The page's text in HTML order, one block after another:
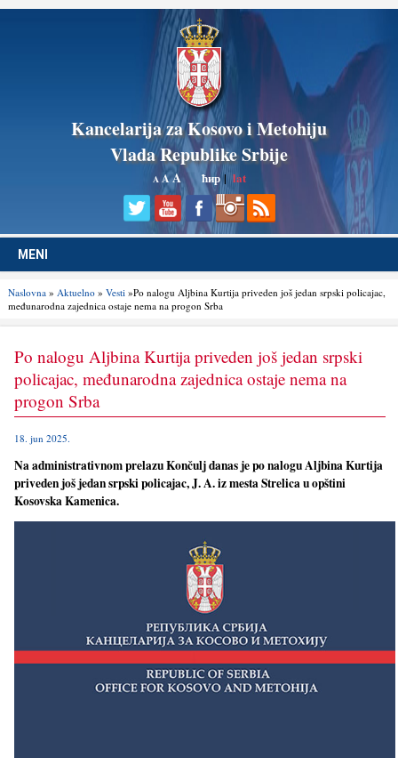
Kancelarija za Kosovo i Metohiju
Vlada Republike Srbije
A AA ћир|lat
MENI
Naslovna» Aktuelno» Vesti»Po nalogu Aljbina Kurtija priveden još jedan srpski policajac,
međunarodna zajednica ostaje nema na progon Srba
Po nalogu Aljbina Kurtija priveden još jedan srpski
policajac, međunarodna zajednica ostaje nema na
progon Srba
18. jun 2025.
Na administrativnom prelazu Končulj danas je po nalogu Aljbina Kurtija
priveden još jedan srpski policajac, J. A. iz mesta Strelica u opštini
Kosovska Kamenica.